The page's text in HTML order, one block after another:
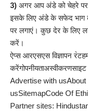
3) अगर आप अंडे को चेहरे
इसके लिए अंडे के सफेद भाग
पर लगाएं। कुछ देर के लिए
करें।
ऐप्सआरएसएसविज्ञापन र॓ट
करेंगोपनीयताअस्वीकरणसाइट
Advertise with usAbout
usSitemapCode Of
Partner sites: